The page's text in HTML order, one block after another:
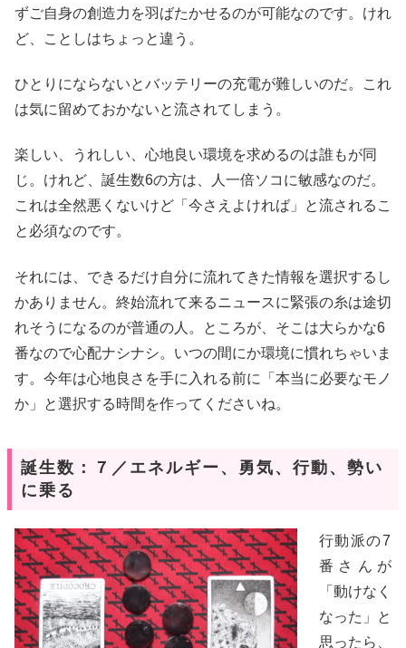
ずご自身の創造力を羽ばたかせるのが可能なのです。けれ
ど、ことしはちょっと違う。
ひとりにならないとバッテリーの充電が難しいのだ。これ
は気に留めておかないと流されてしまう。
楽しい、うれしい、心地良い環境を求めるのは誰もが同
じ。けれど、誕生数6の方は、人一倍ソコに敏感なのだ。
これは全然悪くないけど「今さえよければ」と流されるこ
と必須なのです。
それには、できるだけ自分に流れてきた情報を選択するし
かありません。終始流れて来るニュースに緊張の糸は途切
れそうになるのが普通の人。ところが、そこは大らかな6
番なので心配ナシナシ。いつの間にか環境に慣れちゃいま
す。今年は心地良さを手に入れる前に「本当に必要なモノ
か」と選択する時間を作ってくださいね。
誕生数：７／エネルギー、勇気、行動、勢い
に乗る
行動派の7
番さんが
「動けなく
なった」と
思ったら、